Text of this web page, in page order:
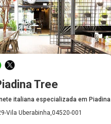
Tree
italiana especializada em Piadina
Vila Uberabinha,04520-001